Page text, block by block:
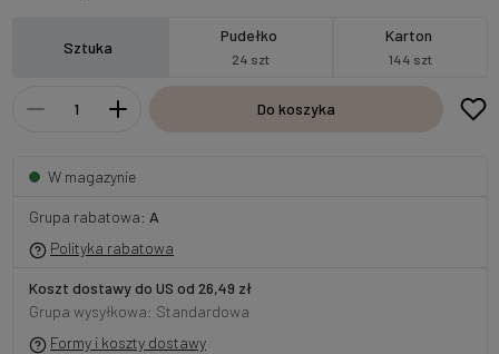
Sztuka
Pudełko
24 szt
Karton
144 szt
Do koszyka
W magazynie
Grupa rabatowa: A
Polityka rabatowa
Koszt dostawy do US od 26,49 zł
Grupa wysyłkowa: Standardowa
Formy i koszty dostawy